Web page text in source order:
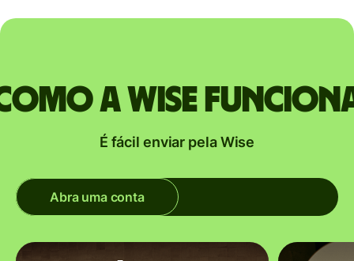
a Wise
É fácil enviar pela Wise
Abra uma conta